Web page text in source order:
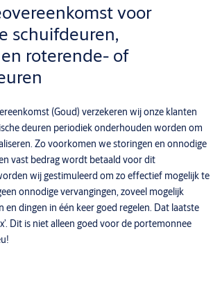
voor
schuifdeuren,
roterende- of
(Goud) verzekeren wij onze klanten
deuren periodiek onderhouden worden om
Zo voorkomen we storingen en onnodige
vast bedrag wordt betaald voor dit
wij gestimuleerd om zo effectief mogelijk te
onnodige vervangingen, zoveel mogelijk
en dingen in één keer goed regelen. Dat laatste
Dit is niet alleen goed voor de portemonnee